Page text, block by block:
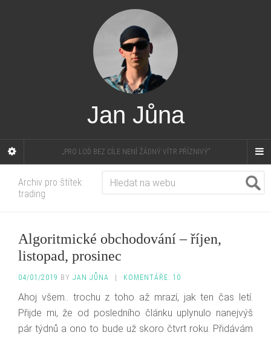
Jan Jůna
„PRO LOĎ BEZ CÍLE NENÍ ŽÁDNÝ VÍTR PŘÍZNIVÝ”
Archiv pro štítek:
trading
Algoritmické obchodování – říjen,
listopad, prosinec
04/01/2019 BY JAN JŮNA KOMENTÁŘE: 10
Ahoj všem.. trochu z toho až mrazí, jak ten čas letí.
Přijde mi, že od posledního článku uplynulo nanejvýš
pár týdnů a ono to bude už skoro čtvrt roku. Přidávám